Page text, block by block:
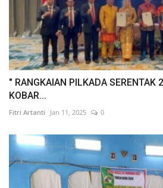
" RANGKAIAN PILKADA SERENTAK
KOBAR...
Fitri Artanti Jan 11, 2025 0